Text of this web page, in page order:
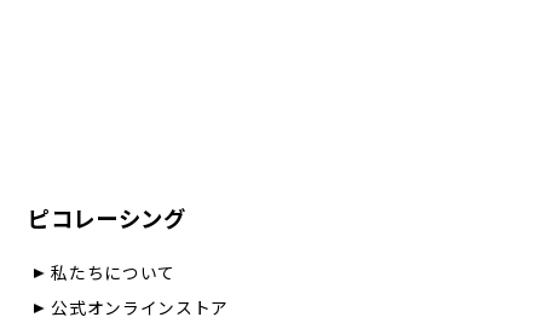
ピコレーシング
私たちについて
公式オンラインストア